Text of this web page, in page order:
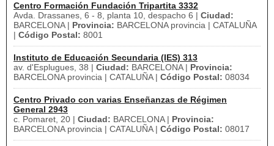
Centro Formación Fundación Tripartita 3332
Avda. Drassanes, 6 - 8, planta 10, despacho 6 | Ciudad:
BARCELONA | Provincia: BARCELONA provincia | CATALUÑA
| Código Postal: 8001
Instituto de Educación Secundaria (IES) 313
av. d'Esplugues, 38 | Ciudad: BARCELONA | Provincia:
BARCELONA provincia | CATALUÑA | Código Postal: 08034
Centro Privado con varias Enseñanzas de Régimen
General 2943
c. Pomaret, 20 | Ciudad: BARCELONA | Provincia:
BARCELONA provincia | CATALUÑA | Código Postal: 08017